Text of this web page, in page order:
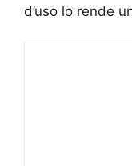
d’uso lo rende